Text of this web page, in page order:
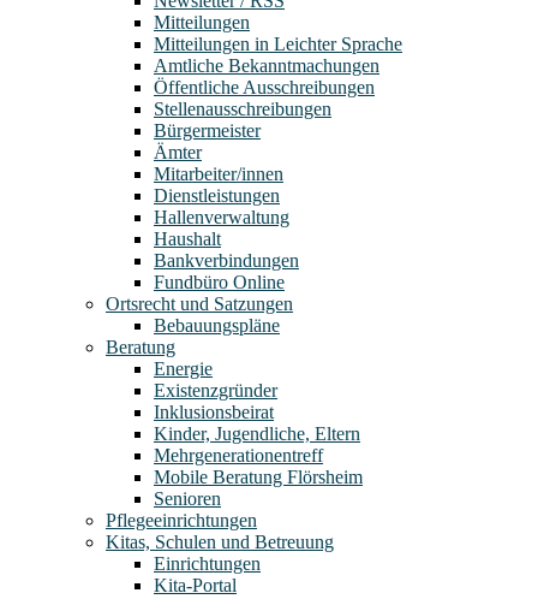
Mitteilungen
Mitteilungen in Leichter Sprache
Amtliche Bekanntmachungen
Öffentliche Ausschreibungen
Stellenausschreibungen
Bürgermeister
Ämter
Mitarbeiter/innen
Dienstleistungen
Hallenverwaltung
Haushalt
Bankverbindungen
Fundbüro Online
Ortsrecht und Satzungen
Bebauungspläne
Beratung
Energie
Existenzgründer
Inklusionsbeirat
Kinder, Jugendliche, Eltern
Mehrgenerationentreff
Mobile Beratung Flörsheim
Senioren
Pflegeeinrichtungen
Kitas, Schulen und Betreuung
Einrichtungen
Kita-Portal